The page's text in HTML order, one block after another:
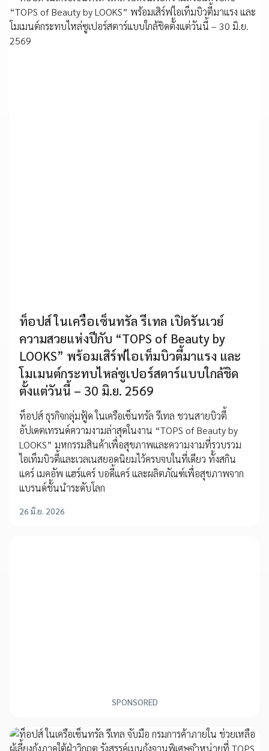
ท็อปส์ ในเครือเซ็นทรัล รีเทล เปิดรันเวย์
ความสวยแห่งปีกับ “TOPS of Beauty by
LOOKS” พร้อมเสิร์ฟไอเท็มบิวตี้มาแรง และ
โมเมนต์กระทบไหล่ซูเปอร์สตาร์แบบใกล้ชิด
ตั้งแต่วันนี้ – 30 มิ.ย. 2569
ท็อปส์ ธุรกิจกลุ่มฟู้ด ในเครือเซ็นทรัล รีเทล ชวนสายบิวตี้
อัปเดตเทรนด์ความงามล่าสุดในงาน “TOPS of Beauty by
LOOKS” มหกรรมสินค้าเพื่อสุขภาพและความงามที่รวบรวม
ไอเท็มบิวตี้และเวลเนสยอดนิยมไว้ครบจบในที่เดียว ทั้งสกิน
แคร์ เมคอัพ แฮร์แคร์ บอดี้แคร์ และผลิตภัณฑ์เพื่อสุขภาพจาก
แบรนด์ชั้นนำระดับโลก
26 มิ.ย. 2026
SPONSORED